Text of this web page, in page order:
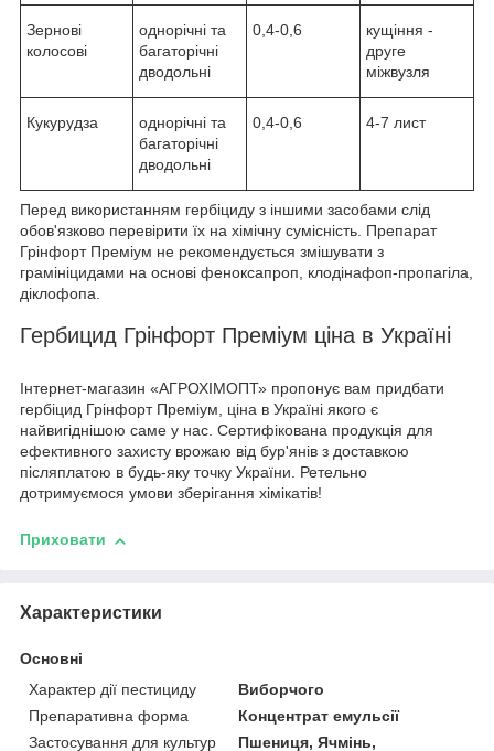
Зернові
колосові
однорічні та
багаторічні
дводольні
0,4-0,6
кущіння -
друге
міжвузля
Кукурудза
однорічні та
багаторічні
дводольні
0,4-0,6 4-7 лист
Перед використанням гербіциду з іншими засобами слід
обов'язково перевірити їх на хімічну сумісність. Препарат
Грінфорт Преміум не рекомендується змішувати з
грамініцидами на основі феноксапроп, клодінафоп-пропагіла,
діклофопа.
Гербицид Грінфорт Преміум ціна в Україні
Інтернет-магазин «АГРОХІМОПТ» пропонує вам придбати
гербіцид Грінфорт Преміум, ціна в Україні якого є
найвигіднішою саме у нас. Сертифікована продукція для
ефективного захисту врожаю від бур'янів з доставкою
післяплатою в будь-яку точку України. Ретельно
дотримуємося умови зберігання хімікатів!
Приховати
Характеристики
Основні
Характер дії пестициду
Виборчого
Препаративна форма
Концентрат емульсії
Застосування для культур
Пшениця, Ячмінь,